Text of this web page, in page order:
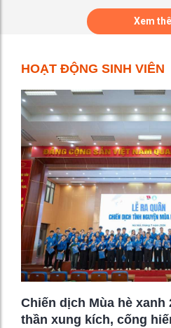
Xem
HOẠT ĐỘNG SINH VIÊN
Chiến dịch Mùa hè xanh
thần xung kích, cống